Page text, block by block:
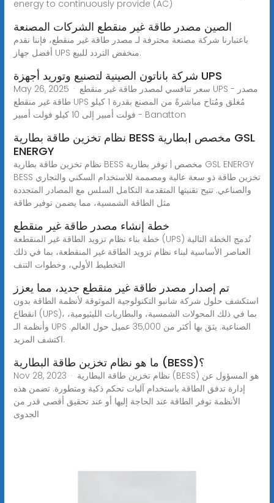
energy to continuously provide (AC)
الصين مصدر طاقة غير منقطع الشركات المصنعة
باعتبارنا شركة مصنعة محترفة لـ مصدر طاقة غير منقطع، فإننا نقدم
أفضل جهاز UPS منخفض التردد للبيع.
شركة باناتون الصينية لتصنيع وتوريد أجهزة UPS
May 26, 2025 · سعر تنافسي لمصدر طاقة غير منقطع UPS - مصدر
طاقة غير منقطع UPS مُغلق ومُتاح مباشرةً من المصنع بقدرة 1 كيلو
فولت أمبير إلى 10 كيلو فولت أمبير - Banatton
نظام تخزين طاقة بطارية BESS مخصص |بطارية GSL
ENERGY
نظام تخزين طاقة بطارية BESS مخصص | توفر بطارية GSL ENERGY
BESS تخزين طاقة ذو سعة عالية ومصممة للاستخدام السكني والتجاري
والصناعي. تتيح تقنيتها المتقدمة التكامل السلس مع المصادر المتجددة
مثل الطاقة الشمسية، مما يضمن توفير طاقة
خطة إنشاء مصدر طاقة غير منقطع
خطة بناء نظام تزويد الطاقة غير المنقطعة (UPS) تُدمج الخطة التالية
العناصر الأساسية لبناء نظام تزويد الطاقة غير المنقطعة، بما في ذلك
التخطيط الأولي، وخطوات التنف
تم إصدار مصدر طاقة غير منقطع جديد، مما يعزز
استكشف حلول شركة شانبو التكنولوجية الموثوقة لأنظمة الطاقة بدون
انقطاع (UPS)، بما في ذلك المحولات الشمسية، والبطاريات الليثيومية،
وأنظمة الـ UPS الصناعية. يثق بها أكثر من 35,000 عميل حول العالم.
اكتشف المزيد.
ما هو نظام تخزين طاقة البطارية (BESS)؟
Nov 28, 2023 · نظام تخزين طاقة البطارية (BESS) هو المسؤول عن
إدارة تدفق الطاقة باستخدام آليات تحكم ذكية ومتطورة. تضمن هذه
الأنظمة توفر الطاقة عند الحاجة إليها أو عند تحقيق أقصى قدر من
الجدوى